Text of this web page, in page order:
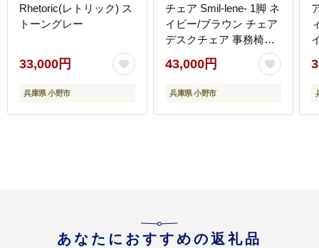
Rhetoric(レトリック) ス
トーングレー
33,000円
兵庫県 小野市
チェア Smil-lene- 1脚 ネ
イビー/ブラウン チェア
デスクチェア 事務椅子
ワークチェア OAチェア
パソコンチェア ゲーミ
ングチェア コンパクト
インテリア 家具 兵庫 兵
43,000円
兵庫県 小野市
あなたにおすすめの返礼品